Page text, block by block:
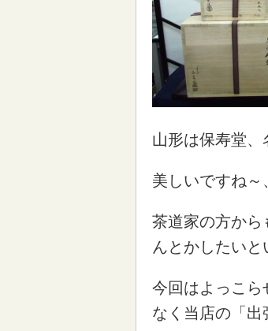
山形は保寿堂、
美しいですね～
茶道家の方から
んとかしたいと
今回はよっこら
なく当店の「出